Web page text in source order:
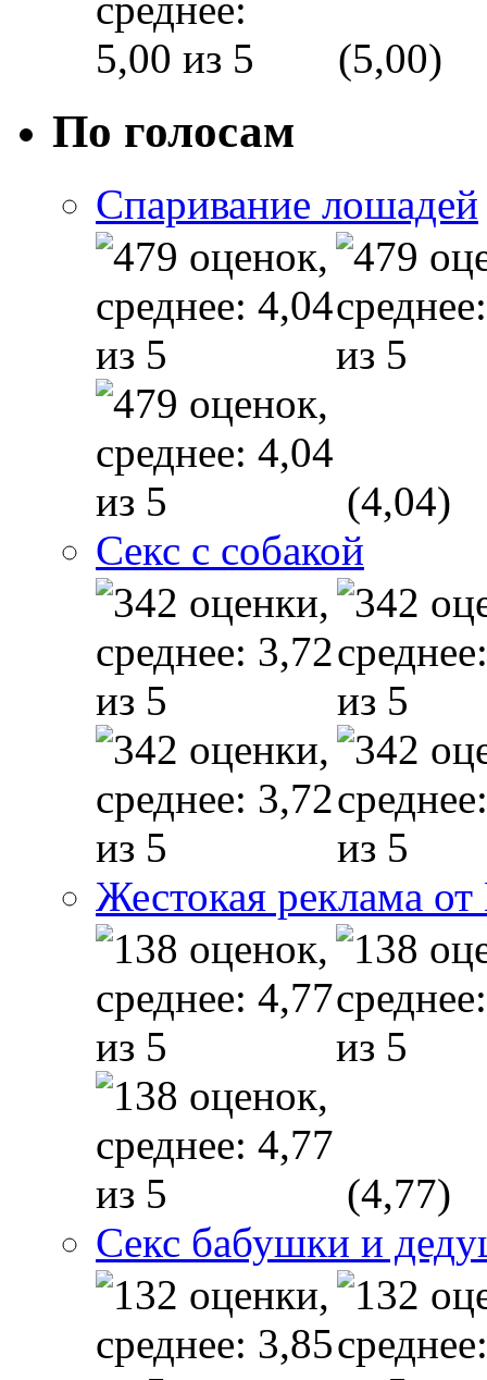
(5,00)
По голосам
Спаривание лошадей
(4,04)
Секс с собакой
Жестокая реклама
(4,77)
Секс бабушки и